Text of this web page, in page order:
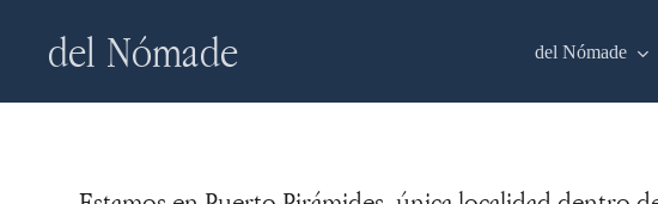
content
del Nómade del Nómade